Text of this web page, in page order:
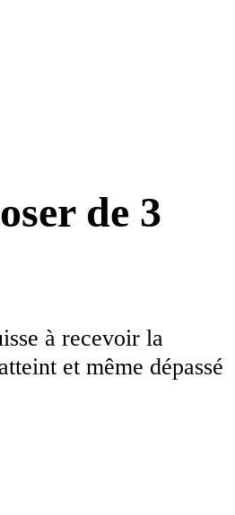
de 3
à recevoir la
et même dépassé